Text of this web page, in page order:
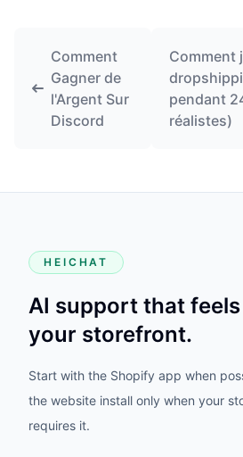
Comment
Gagner de
l'Argent Sur
Discord
Comment
pendant
réalistes)
HEICHAT
AI support that
your storefront.
Start with the Shopify app when
the website install only when your
requires it.